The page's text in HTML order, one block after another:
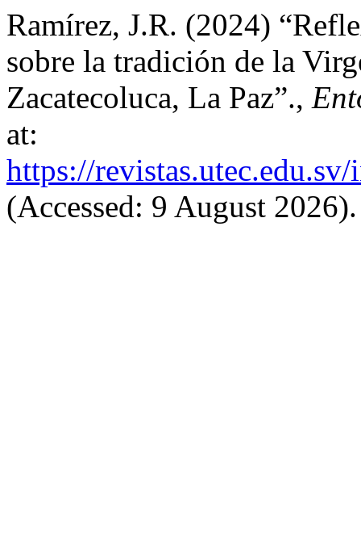
Ramírez, J.R. (2024)
sobre la tradición de la
Zacatecoluca, La Paz”.,
at:
https://
(Accessed: 9 August 2026).